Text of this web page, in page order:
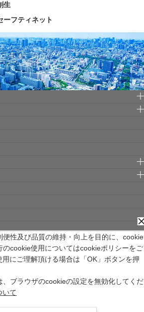
便性及び品質の維持・向上を目的に、cookie
のcookie使用についてはcookieポリシーをご
にご理解頂ける場合は「OK」ボタンを押
、ブラウザのcookieの設定を無効化してくだ
いて
生
ーフティネット
トご利用にあたって 個人情報保護方針
家制度に関する「期限日」について
English